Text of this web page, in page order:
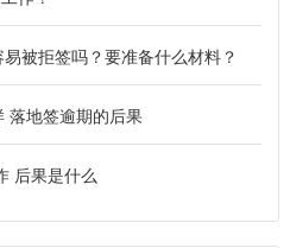
被拒签吗？要准备什么材料？
落地签逾期的后果
后果是什么